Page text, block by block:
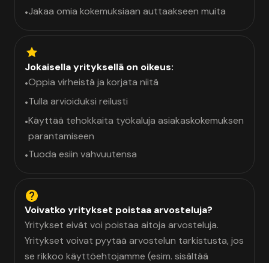
•Jakaa omia kokemuksiaan auttaakseen muita
Jokaisella yrityksellä on oikeus:
•Oppia virheistä ja korjata niitä
•Tulla arvioiduksi reilusti
•Käyttää tehokkaita työkaluja asiakaskokemuksen
parantamiseen
•Tuoda esiin vahvuutensa
Voivatko yritykset poistaa arvosteluja?
Yritykset eivät voi poistaa aitoja arvosteluja.
Yritykset voivat pyytää arvostelun tarkistusta, jos
se rikkoo käyttöehtojamme (esim. sisältää